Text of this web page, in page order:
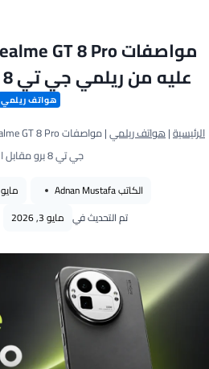
عليه من ريلمي جي تي 8 برو مقابل السعر؟
هواتف ريلمي
الرئيسية|هواتف ريلمي|
جي تي 8 برو مقابل السعر؟
الكاتبAdnan Mustafa
مايو 2, 2026 6:58 م
تم التحديث في مايو 3, 2026